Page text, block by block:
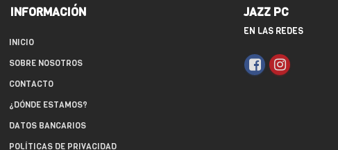
INFORMACIÓN
INICIO
SOBRE NOSOTROS
CONTACTO
¿DÓNDE ESTAMOS?
DATOS BANCARIOS
POLÍTICAS DE PRIVACIDAD
JAZZ PC
EN LAS REDES